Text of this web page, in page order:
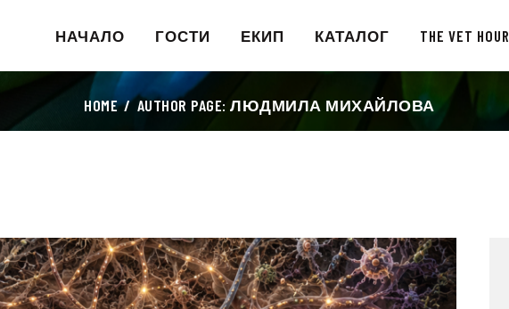
НАЧАЛО ГОСТИ ЕКИП КАТАЛОГ THE VET HOUR
HOME AUTHOR PAGE: ЛЮДМИЛА МИХАЙЛОВА
НАЧАЛО
ЕКИП
КАТАЛОГ